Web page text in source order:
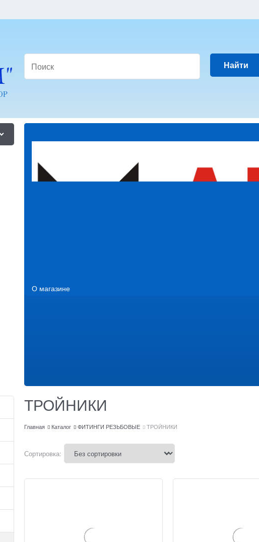
Найти
О магазине
ТРОЙНИКИ
Главная Каталог ФИТИНГИ РЕЗЬБОВЫЕ ТРОЙНИКИ
Сортировка: